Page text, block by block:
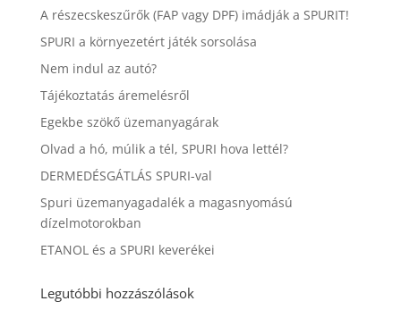
A részecskeszűrők (FAP vagy DPF) imádják a SPURIT!
SPURI a környezetért játék sorsolása
Nem indul az autó?
Tájékoztatás áremelésről
Egekbe szökő üzemanyagárak
Olvad a hó, múlik a tél, SPURI hova lettél?
DERMEDÉSGÁTLÁS SPURI-val
Spuri üzemanyagadalék a magasnyomású
dízelmotorokban
ETANOL és a SPURI keverékei
Legutóbbi hozzászólások